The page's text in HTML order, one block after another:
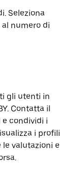
Seleziona
numero di
gli utenti in
Contatta il
condividi i
i profili
valutazioni e